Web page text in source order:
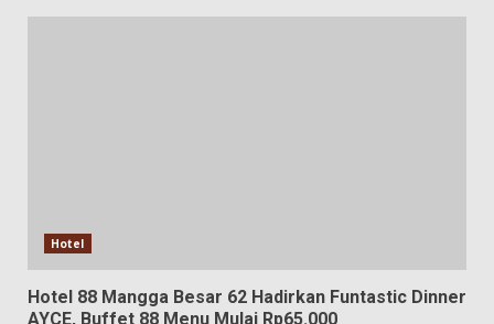
Hotel
Hotel 88 Mangga Besar 62 Hadirkan Funtastic Dinner
AYCE, Buffet 88 Menu Mulai Rp65.000